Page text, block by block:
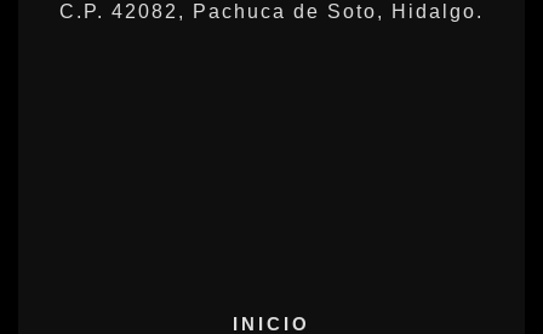
C.P. 42082, Pachuca de Soto, Hidalgo.
INICIO